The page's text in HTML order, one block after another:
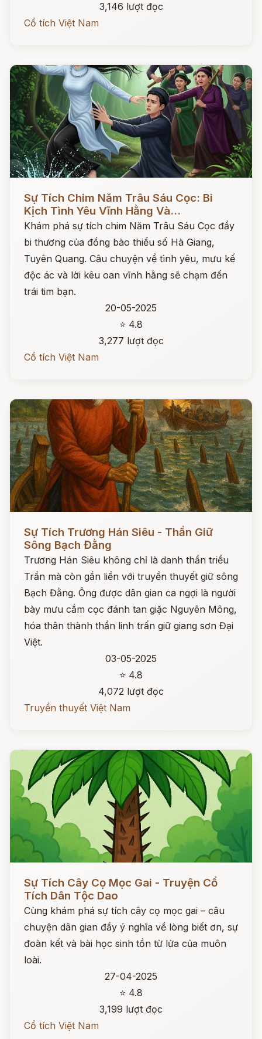
3,146 lượt đọc
Cổ tích Việt Nam
Sự Tích Chim Năm Trâu Sáu Cọc: Bi
Kịch Tình Yêu Vĩnh Hằng Và...
Khám phá sự tích chim Năm Trâu Sáu Cọc đầy
bi thương của đồng bào thiểu số Hà Giang,
Tuyên Quang. Câu chuyện về tình yêu, mưu kế
độc ác và lời kêu oan vĩnh hằng sẽ chạm đến
trái tim bạn.
20-05-2025
⭐ 4.8
3,277 lượt đọc
Cổ tích Việt Nam
Sự Tích Trương Hán Siêu - Thần Giữ
Sông Bạch Đằng
Trương Hán Siêu không chỉ là danh thần triều
Trần mà còn gắn liền với truyền thuyết giữ sông
Bạch Đằng. Ông được dân gian ca ngợi là người
bày mưu cắm cọc đánh tan giặc Nguyên Mông,
hóa thân thành thần linh trấn giữ giang sơn Đại
Việt.
03-05-2025
⭐ 4.8
4,072 lượt đọc
Truyền thuyết Việt Nam
Sự Tích Cây Cọ Mọc Gai - Truyện Cổ
Tích Dân Tộc Dao
Cùng khám phá sự tích cây cọ mọc gai – câu
chuyện dân gian đầy ý nghĩa về lòng biết ơn, sự
đoàn kết và bài học sinh tồn từ lửa của muôn
loài.
27-04-2025
⭐ 4.8
3,199 lượt đọc
Cổ tích Việt Nam